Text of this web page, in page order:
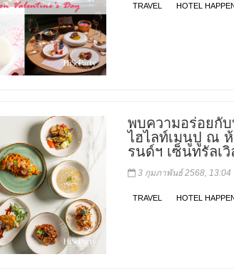
TRAVEL HOTEL
พบความอร่อยกั
ไฮไลท์เมนูปู ณ
รนด์ฯ เซ็นทรัลเวิ
3 กุมภาพันธ์ 2568, 13:04
TRAVEL HOTEL